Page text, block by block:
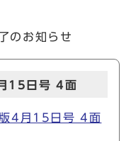
のお知らせ
15日号 4面
4月15日号 4面